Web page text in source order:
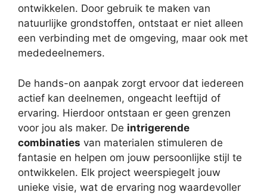
ontwikkelen. Door gebruik te maken van
natuurlijke grondstoffen, ontstaat er niet alleen
een verbinding met de omgeving, maar ook met
mededeelnemers.
De hands-on aanpak zorgt ervoor dat iedereen
actief kan deelnemen, ongeacht leeftijd of
ervaring. Hierdoor ontstaan er geen grenzen
voor jou als maker. De intrigerende
combinaties van materialen stimuleren de
fantasie en helpen om jouw persoonlijke stijl te
ontwikkelen. Elk project weerspiegelt jouw
unieke visie, wat de ervaring nog waardevoller